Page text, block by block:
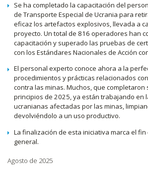
Se ha completado la capacitación del
de Transporte Especial de Ucrania para
eficaz los artefactos explosivos, llevada a
proyecto. Un total de 816 operadores han
capacitación y superado las pruebas de
con los Estándares Nacionales de Acción
El personal experto conoce ahora a la
procedimientos y prácticas relacionados
contra las minas. Muchos, que completaron
principios de 2025, ya están trabajando en
ucranianas afectadas por las minas,
devolviéndolo a un uso productivo.
La finalización de esta iniciativa marca el
general.
Agosto de 2025